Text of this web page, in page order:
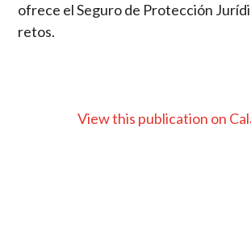
ofrece el Seguro de Protección
retos.
View this publication on